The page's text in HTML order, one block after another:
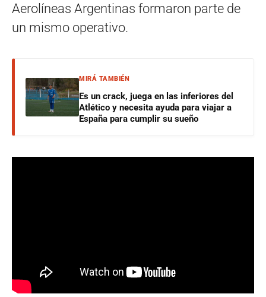
Aerolíneas Argentinas formaron parte de
un mismo operativo.
MIRÁ TAMBIÉN
Es un crack, juega en las inferiores del
Atlético y necesita ayuda para viajar a
España para cumplir su sueño